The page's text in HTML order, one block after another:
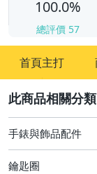
100.0%
總評價 57
首頁主打
古董、藝術與礦石
居家、家具與園藝
手錶與飾品配件
鑰匙圈